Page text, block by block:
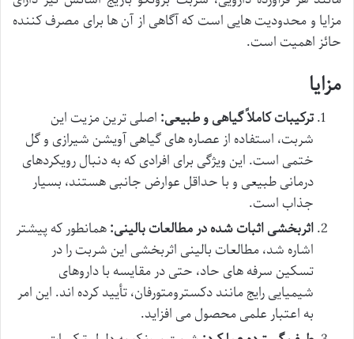
مزایا و محدودیت هایی است که آگاهی از آن ها برای مصرف کننده
حائز اهمیت است.
مزایا
ترکیبات کاملاً گیاهی و طبیعی: اصلی ترین مزیت این
شربت، استفاده از عصاره های گیاهی آویشن شیرازی و گل
ختمی است. این ویژگی برای افرادی که به دنبال رویکردهای
درمانی طبیعی و با حداقل عوارض جانبی هستند، بسیار
جذاب است.
اثربخشی اثبات شده در مطالعات بالینی:همانطور که پیشتر
اشاره شد، مطالعات بالینی اثربخشی این شربت را در
تسکین سرفه های حاد، حتی در مقایسه با داروهای
شیمیایی رایج مانند دکسترومتورفان، تأیید کرده اند. این امر
به اعتبار علمی محصول می افزاید.